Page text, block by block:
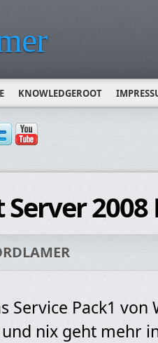
KNOWLEDGEROOT
2008
Service Pack1 von
nix geht mehr